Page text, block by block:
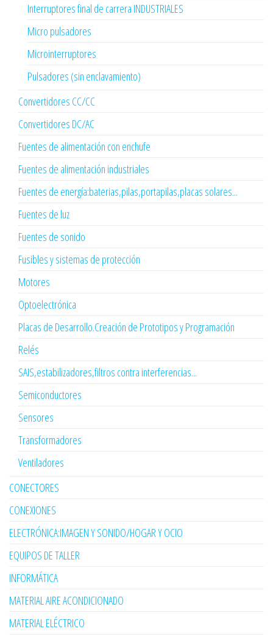
Interruptores final de carrera INDUSTRIALES
Micro pulsadores
Microinterruptores
Pulsadores (sin enclavamiento)
Convertidores CC/CC
Convertidores DC/AC
Fuentes de alimentación con enchufe
Fuentes de alimentación industriales
Fuentes de energía:baterias,pilas,portapilas,placas solares...
Fuentes de luz
Fuentes de sonido
Fusibles y sistemas de protección
Motores
Optoelectrónica
Placas de Desarrollo.Creación de Prototipos y Programación
Relés
SAIS,estabilizadores,filtros contra interferencias...
Semiconductores
Sensores
Transformadores
Ventiladores
CONECTORES
CONEXIONES
ELECTRÓNICA:IMAGEN Y SONIDO/HOGAR Y OCIO
EQUIPOS DE TALLER
INFORMÁTICA
MATERIAL AIRE ACONDICIONADO
MATERIAL ELÉCTRICO